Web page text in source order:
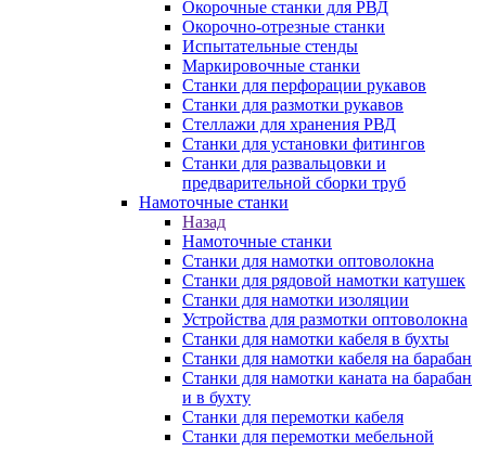
Окорочные станки для РВД
Окорочно-отрезные станки
Испытательные стенды
Маркировочные станки
Станки для перфорации рукавов
Станки для размотки рукавов
Стеллажи для хранения РВД
Станки для установки фитингов
Станки для развальцовки и
предварительной сборки труб
Намоточные станки
Назад
Намоточные станки
Станки для намотки оптоволокна
Станки для рядовой намотки катушек
Станки для намотки изоляции
Устройства для размотки оптоволокна
Станки для намотки кабеля в бухты
Станки для намотки кабеля на барабан
Станки для намотки каната на барабан
и в бухту
Станки для перемотки кабеля
Станки для перемотки мебельной